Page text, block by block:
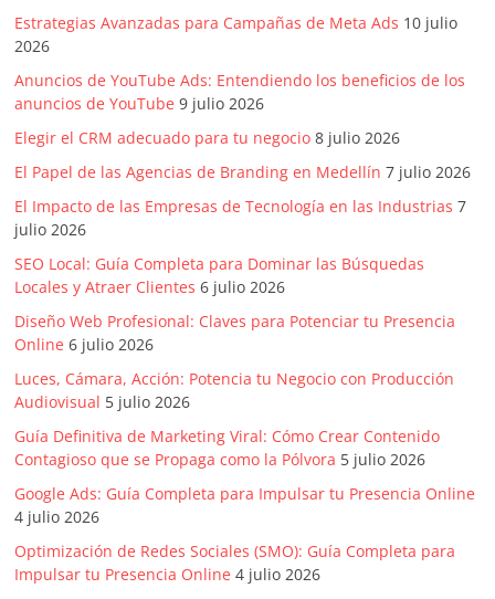
Comerciales,
Periodismo,
Revistas,
Magazines
,
ATL,
Periódicos
y
Producción
Gráfica
en
Colombia.
Estrategias Avanzadas para Campañas de Meta Ads 10 julio
2026
Anuncios de YouTube Ads: Entendiendo los beneficios de los
anuncios de YouTube 9 julio 2026
Elegir el CRM adecuado para tu negocio 8 julio 2026
El Papel de las Agencias de Branding en Medellín 7 julio 2026
El Impacto de las Empresas de Tecnología en las Industrias 7
julio 2026
SEO Local: Guía Completa para Dominar las Búsquedas
Locales y Atraer Clientes 6 julio 2026
Diseño Web Profesional: Claves para Potenciar tu Presencia
Online 6 julio 2026
Luces, Cámara, Acción: Potencia tu Negocio con Producción
Audiovisual 5 julio 2026
Guía Definitiva de Marketing Viral: Cómo Crear Contenido
Contagioso que se Propaga como la Pólvora 5 julio 2026
Google Ads: Guía Completa para Impulsar tu Presencia Online
4 julio 2026
Optimización de Redes Sociales (SMO): Guía Completa para
Impulsar tu Presencia Online 4 julio 2026